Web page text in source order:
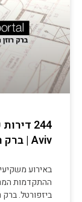
Aviv | ברק רוזן בביזפורטל
באירוע
ההתקדמות
ביזפורטל. ברק